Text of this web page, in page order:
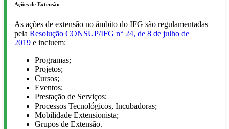
Ações de Extensão
As ações de extensão no âmbito do IFG são regulamentadas
pela Resolução CONSUP/IFG n° 24, de 8 de julho de
2019 e incluem:
Programas;
Projetos;
Cursos;
Eventos;
Prestação de Serviços;
Processos Tecnológicos, Incubadoras;
Mobilidade Extensionista;
Grupos de Extensão.